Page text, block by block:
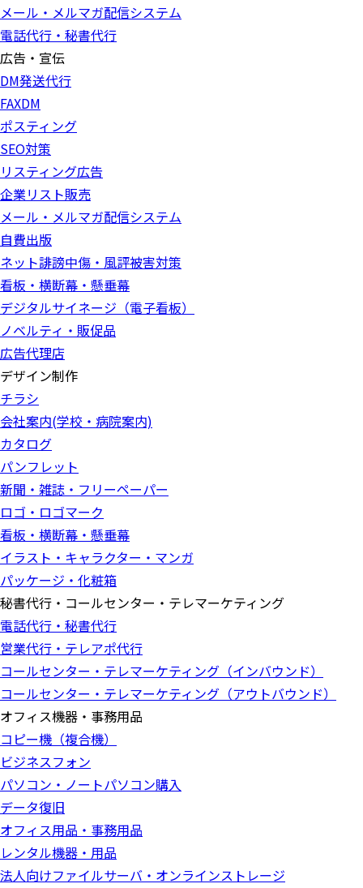
メール・メルマガ配信システム
電話代行・秘書代行
広告・宣伝
DM発送代行
FAXDM
ポスティング
SEO対策
リスティング広告
企業リスト販売
メール・メルマガ配信システム
自費出版
ネット誹謗中傷・風評被害対策
看板・横断幕・懸垂幕
デジタルサイネージ（電子看板）
ノベルティ・販促品
広告代理店
デザイン制作
チラシ
会社案内(学校・病院案内)
カタログ
パンフレット
新聞・雑誌・フリーペーパー
ロゴ・ロゴマーク
看板・横断幕・懸垂幕
イラスト・キャラクター・マンガ
パッケージ・化粧箱
秘書代行・コールセンター・テレマーケティング
電話代行・秘書代行
営業代行・テレアポ代行
コールセンター・テレマーケティング（インバウンド）
コールセンター・テレマーケティング（アウトバウンド）
オフィス機器・事務用品
コピー機（複合機）
ビジネスフォン
パソコン・ノートパソコン購入
データ復旧
オフィス用品・事務用品
レンタル機器・用品
法人向けファイルサーバ・オンラインストレージ